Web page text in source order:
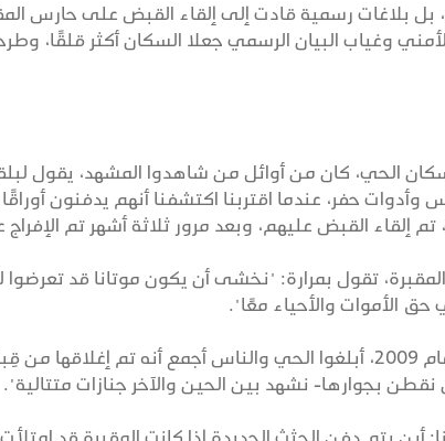
بلاغات رسمية قادت إلى إلقاء القبض على حارس
وغياب البيان الرسمي جعلا السكان أكثر قلقًا،
الحي، كان من أوائل من شاهدوا المشهد، يقول
حفر، عندما اقتربنا اكتشفنا أنهم يدفنون أوراقًا
تم إلقاء القبض عليهم، وبعد مرور ثلاثة أشهر تم
تقول بمرارة: "نخشى أن يكون موتانا قد تعرضوا
حق الأموات والأحياء معًا".
وتضيف لبلقيس نت: "من عام 2009، أبلغوا الحي والناس أجمع أنه تم
نقطن بجوارها- نشهد بين الحين والآخر جنازات متتالية".